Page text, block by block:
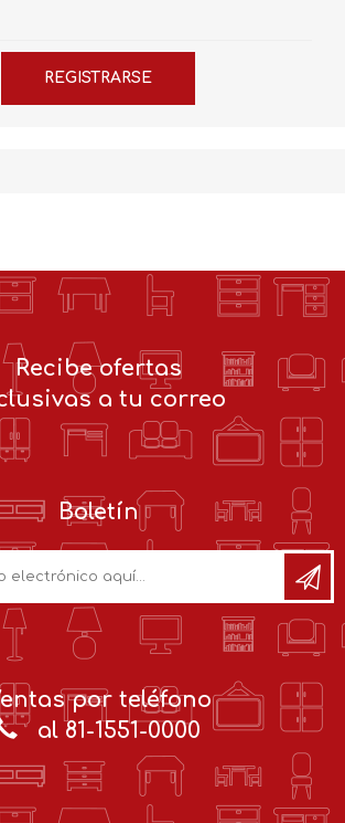
Recibe ofertas
a tu correo
Boletín
por teléfono
al 81-1551-0000